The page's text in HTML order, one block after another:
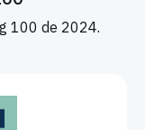
100 de 2024.